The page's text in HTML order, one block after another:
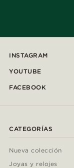
INSTAGRAM
YOUTUBE
FACEBOOK
CATEGORÍAS
Nueva colección
Joyas y relojes